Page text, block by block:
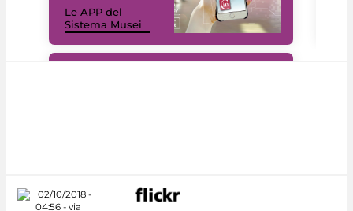
Le APP del
Sistema Musei